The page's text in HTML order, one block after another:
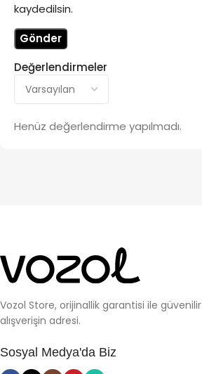
Değerlendirmeler
Henüz değerlendirme yapılmadı.
kaydedilsin.
Vozol Store, orijinallik garantisi ile güvenilir
alışverişin adresi.
Sosyal Medya'da Biz